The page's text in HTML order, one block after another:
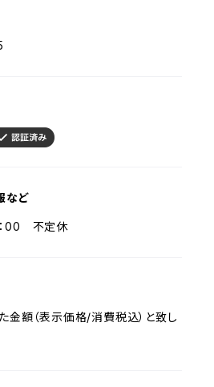
など
：00 不定休
金額（表示価格/消費税込）と致し